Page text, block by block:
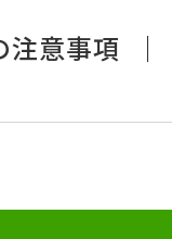
注意事項